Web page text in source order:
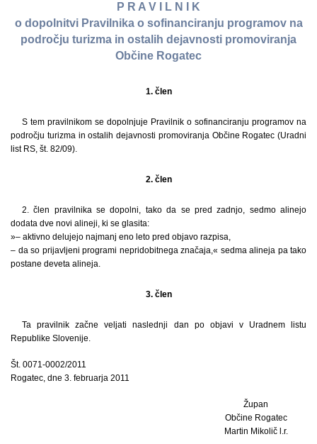
P R A V I L N I K
o dopolnitvi Pravilnika o sofinanciranju programov na
področju turizma in ostalih dejavnosti promoviranja
Občine Rogatec
1. člen
S tem pravilnikom se dopolnjuje Pravilnik o sofinanciranju programov na
področju turizma in ostalih dejavnosti promoviranja Občine Rogatec (Uradni
list RS, št. 82/09).
2. člen
2. člen pravilnika se dopolni, tako da se pred zadnjo, sedmo alinejo
dodata dve novi alineji, ki se glasita:
»– aktivno delujejo najmanj eno leto pred objavo razpisa,
– da so prijavljeni programi nepridobitnega značaja,« sedma alineja pa tako
postane deveta alineja.
3. člen
Ta pravilnik začne veljati naslednji dan po objavi v Uradnem listu
Republike Slovenije.
Št. 0071-0002/2011
Rogatec, dne 3. februarja 2011
Župan
Občine Rogatec
Martin Mikolič l.r.